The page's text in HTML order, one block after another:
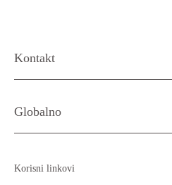
Kontakt
Globalno
Korisni linkovi